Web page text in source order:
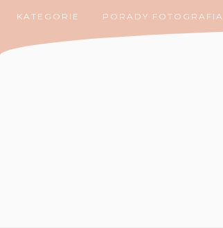
KATEGORIE PORADY FOTOGRAFIA